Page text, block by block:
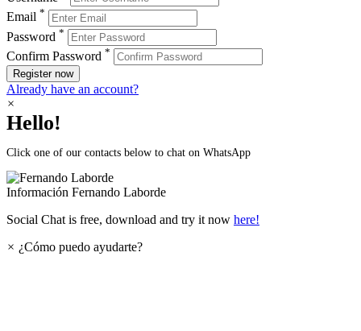
Email *
Password *
Confirm Password *
Register now
Already have an account?
×
Hello!
Click one of our contacts below to chat on WhatsApp
Información Fernando Laborde
Social Chat is free, download and try it now here!
× ¿Cómo puedo ayudarte?